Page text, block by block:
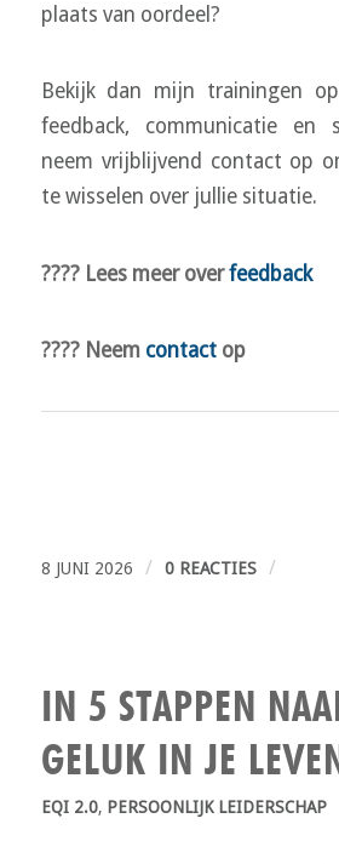
plaats van oordeel?
Bekijk dan mijn trainingen
feedback, communicatie en
neem vrijblijvend contact op
te wisselen over jullie situatie.
???? Lees meer overfeedback
???? Neem contactop
8 JUNI 2026 / 0 REACTIES /
IN 5 STAPPEN
GELUK IN JE LEVEN
EQI 2.0, PERSOONLIJK LEIDERSCHAP